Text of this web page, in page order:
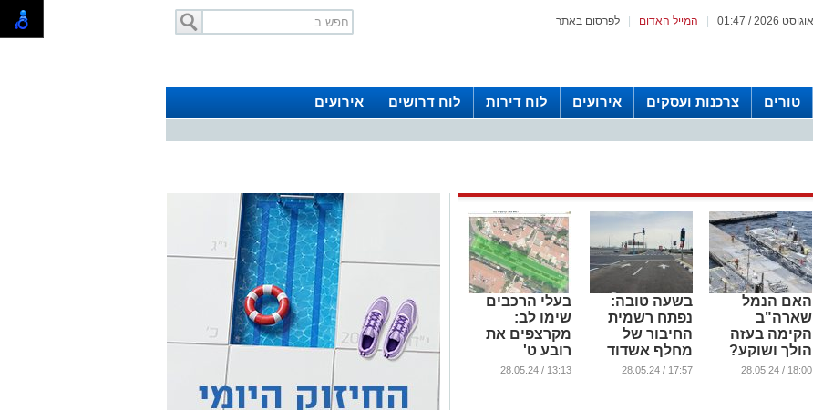
לפרסום באתר המייל האדום
טורים צרכנות ועסקים אירועים לוח דירות לוח דרושים אירועים
האם הנמל
שארה"ב
הקימה בעזה
הולך ושוקע?
...
18:00 / 28.05.24
בשעה טובה:
נפתח רשמית
החיבור של
מחלף אשדוד
צפון לאזור
17:57 / 28.05.24
בעלי הרכבים
שימו לב:
מקרצפים את
רובע ט'
...
13:13 / 28.05.24